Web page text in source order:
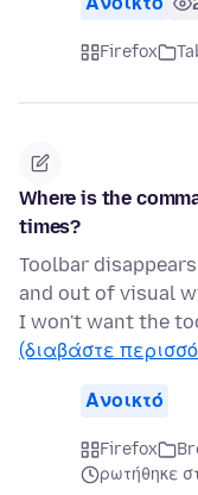
Firefox
Where is the
times?
Toolbar
and out of visual
I won't want the
(διαβάστε
Ανοικτό
Firefox
ρωτήθηκε